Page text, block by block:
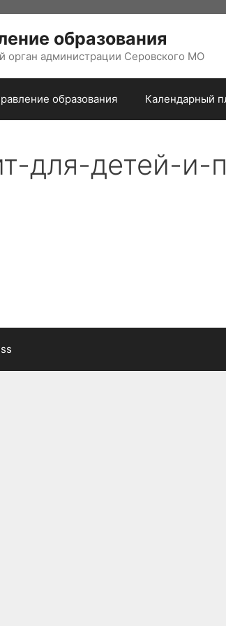
образования
орган администрации Серовского МО
образования Календарный
детей-и-